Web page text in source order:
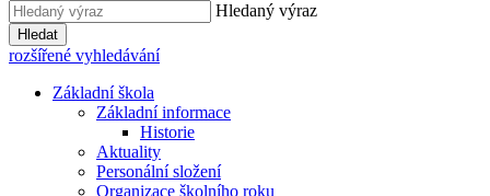
Hledaný výraz
Hledat
rozšířené vyhledávání
Základní škola
Základní informace
Historie
Aktuality
Personální složení
Organizace školního roku